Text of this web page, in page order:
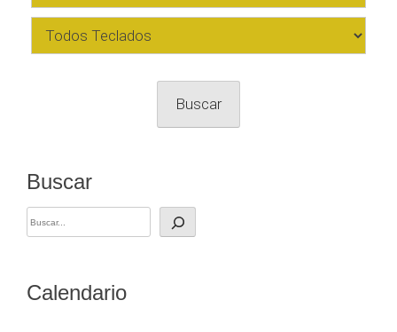
Buscar
Calendario